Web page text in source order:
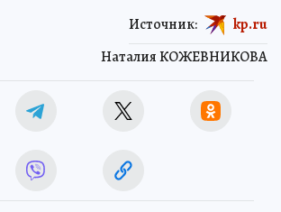
Наталия КОЖЕВНИКОВА
Источник: kp.ru